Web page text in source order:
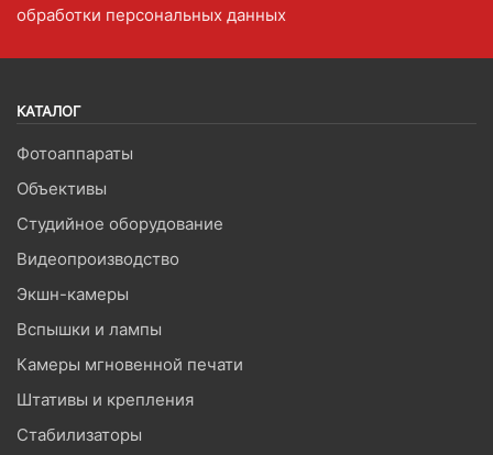
обработки персональных данных
КАТАЛОГ
Фотоаппараты
Объективы
Студийное оборудование
Видеопроизводство
Экшн-камеры
Вспышки и лампы
Камеры мгновенной печати
Штативы и крепления
Стабилизаторы